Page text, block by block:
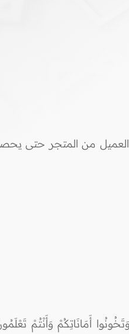
من المتجر حتى
أَمَانَاتِكُمْ وَأَنْتُمْ